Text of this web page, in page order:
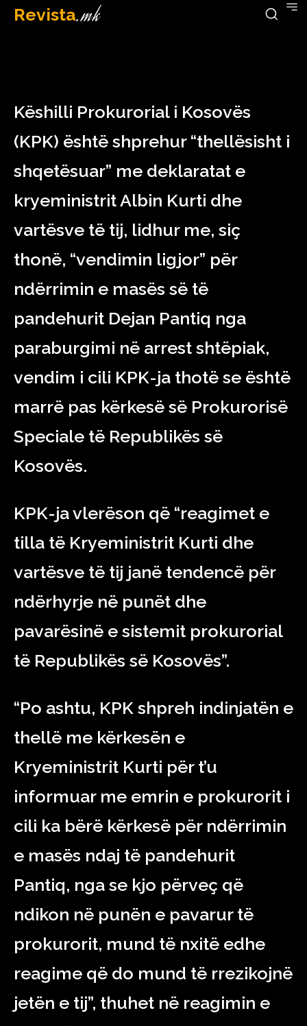
Revista.mk
December 28, 2022
Këshilli Prokurorial i Kosovës
(KPK) është shprehur “thellësisht i
shqetësuar” me deklaratat e
kryeministrit Albin Kurti dhe
vartësve të tij, lidhur me, siç
thonë, “vendimin ligjor” për
ndërrimin e masës së të
pandehurit Dejan Pantiq nga
paraburgimi në arrest shtëpiak,
vendim i cili KPK-ja thotë se është
marrë pas kërkesë së Prokurorisë
Speciale të Republikës së
Kosovës.
KPK-ja vlerëson që “reagimet e
tilla të Kryeministrit Kurti dhe
vartësve të tij janë tendencë për
ndërhyrje në punët dhe
pavarësinë e sistemit prokurorial
të Republikës së Kosovës”.
“Po ashtu, KPK shpreh indinjatën e
thellë me kërkesën e
Kryeministrit Kurti për t’u
informuar me emrin e prokurorit i
cili ka bërë kërkesë për ndërrimin
e masës ndaj të pandehurit
Pantiq, nga se kjo përveç që
ndikon në punën e pavarur të
prokurorit, mund të nxitë edhe
reagime që do mund të rrezikojnë
jetën e tij”, thuhet në reagimin e